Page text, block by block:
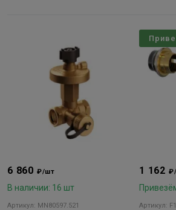
6 860 ₽/шт
В наличии: 16 шт
Артикул: MN80597.521
1 162
Артикул: